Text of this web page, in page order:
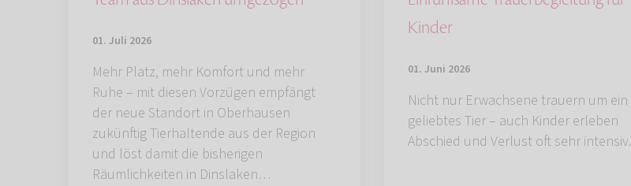
01. Juli 2026
Mehr Platz, mehr Komfort und mehr
Ruhe – mit diesen Vorzügen empfängt
der neue Standort in Oberhausen
zukünftig Tierhaltende aus der Region
und löst damit die bisherigen
Räumlichkeiten in Dinslaken…
Kinder
01. Juni 2026
Nicht nur Erwachsene trauern um ein
geliebtes Tier – auch Kinder erleben
Abschied und Verlust oft sehr intensiv.